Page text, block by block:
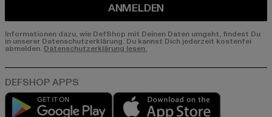
ANMELDEN
Informationen dazu, wie DefShop mit Deinen Daten umgeht, findest Du
in unserer Datenschutzerklärung. Du kannst Dich jederzeit kostenfei
abmelden. Datenschutzerklärung lesen.
Play market